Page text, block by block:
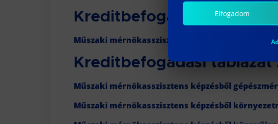
Kreditbefogadási
Műszaki mérnökasszisztens képzésből
Kreditbefogadási
Műszaki mérnökasszisztens képzésből
Műszaki mérnökasszisztens képzésből
Elfogadom